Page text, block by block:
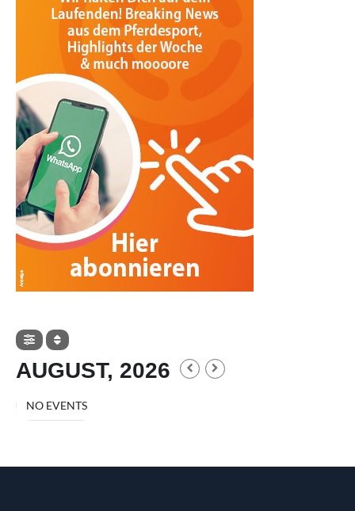
AUGUST, 2026
NO EVENTS